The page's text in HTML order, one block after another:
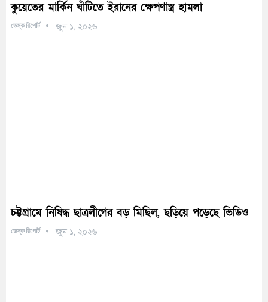
কুয়েতের মার্কিন ঘাঁটিতে ইরানের ক্ষেপণাস্ত্র হামলা
ডেস্ক রিপোর্ট জুন ১, ২০২৬
চট্টগ্রামে নিষিদ্ধ ছাত্রলীগের বড় মিছিল, ছড়িয়ে পড়েছে ভিডিও
ডেস্ক রিপোর্ট জুন ১, ২০২৬